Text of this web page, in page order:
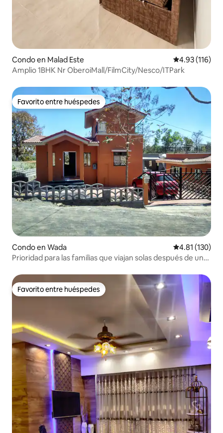
Condo en Malad Este Calificación
4.93 (116)
Amplio 1BHK Nr OberoiMall/FilmCity/Nesco/ITPark
Favorito entre huéspedes
Favorito entre huéspedes
Condo en Wada Calificación
4.81 (130)
Prioridad para las familias que viajan solas después de una
Favorito entre huéspedes
Favorito entre huéspedes